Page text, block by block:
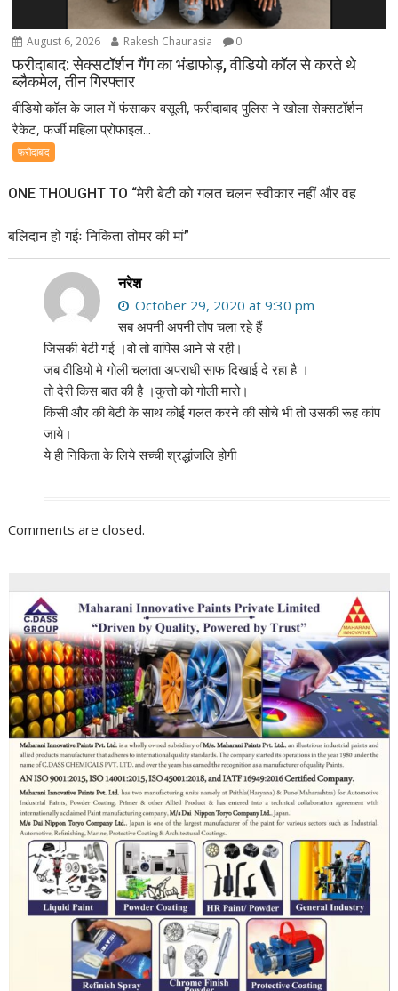
August 6, 2026 Rakesh Chaurasia 0
फरीदाबाद: सेक्सटॉर्शन गैंग का भंडाफोड़, वीडियो कॉल से करते थे
ब्लैकमेल, तीन गिरफ्तार
वीडियो कॉल के जाल में फंसाकर वसूली, फरीदाबाद पुलिस ने खोला सेक्सटॉर्शन
रैकेट, फर्जी महिला प्रोफाइल...
फरीदाबाद
ONE THOUGHT TO “मेरी बेटी को गलत चलन स्वीकार नहीं और वह
बलिदान हो गईः निकिता तोमर की मां”
नरेश
October 29, 2020 at 9:30 pm
सब अपनी अपनी तोप चला रहे हैं
जिसकी बेटी गई ।वो तो वापिस आने से रही।
जब वीडियो मे गोली चलाता अपराधी साफ दिखाई दे रहा है ।
तो देरी किस बात की है ।कुत्तो को गोली मारो।
किसी और की बेटी के साथ कोई गलत करने की सोचे भी तो उसकी रूह कांप
जाये।
ये ही निकिता के लिये सच्ची श्रद्धांजलि होगी
Comments are closed.